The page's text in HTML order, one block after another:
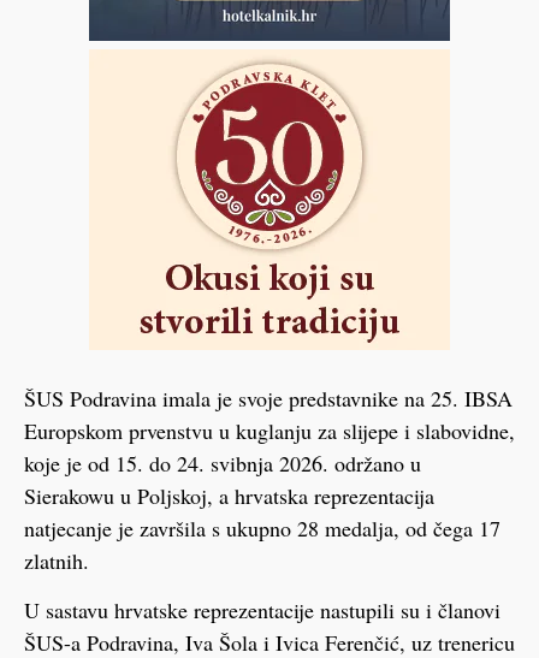
ŠUS Podravina imala je svoje predstavnike na 25. IBSA
Europskom prvenstvu u kuglanju za slijepe i slabovidne,
koje je od 15. do 24. svibnja 2026. održano u
Sierakowu u Poljskoj, a hrvatska reprezentacija
natjecanje je završila s ukupno 28 medalja, od čega 17
zlatnih.
U sastavu hrvatske reprezentacije nastupili su i članovi
ŠUS-a Podravina, Iva Šola i Ivica Ferenčić, uz trenericu